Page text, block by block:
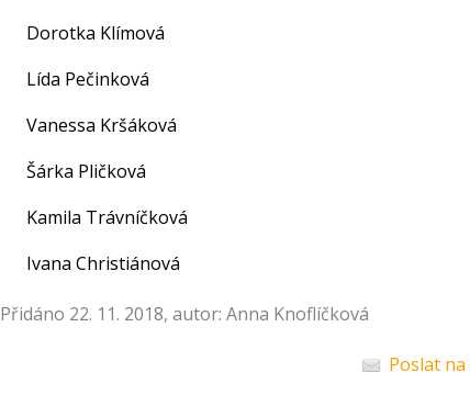
Dorotka Klímová
Lída Pečinková
Vanessa Kršáková
Šárka Pličková
Kamila Trávníčková
Ivana Christiánová
Přidáno 22. 11. 2018, autor: Anna Knoflíčková
Poslat